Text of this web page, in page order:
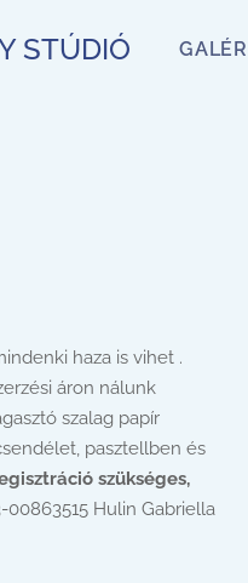
STÚDIÓ
haza is vihet .
áron nálunk
szalag papír
pasztellben és
szükséges,
00863515 Hulin Gabriella